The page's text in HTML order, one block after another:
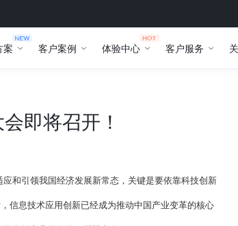
案 客户案例 体验中心 客户服务
即将召开！
和引领我国经济发展新常态，关键是要依靠科技创新
信息技术应用创新已经成为推动中国产业变革的核心